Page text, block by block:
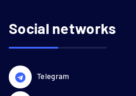
Social networks
Telegram